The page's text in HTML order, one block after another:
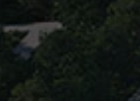
Выгода до 36%
до 31 дек. 2027